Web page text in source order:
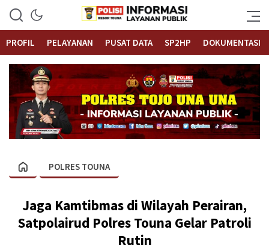
Polrestouna.com
Informasi Layanan Publik
PROFIL
PELAYANAN PUSAT DATA SP2HP DOKUMENTASI
POLRES TOUNA
Jaga Kamtibmas di Wilayah Perairan,
Satpolairud Polres Touna Gelar Patroli
Rutin